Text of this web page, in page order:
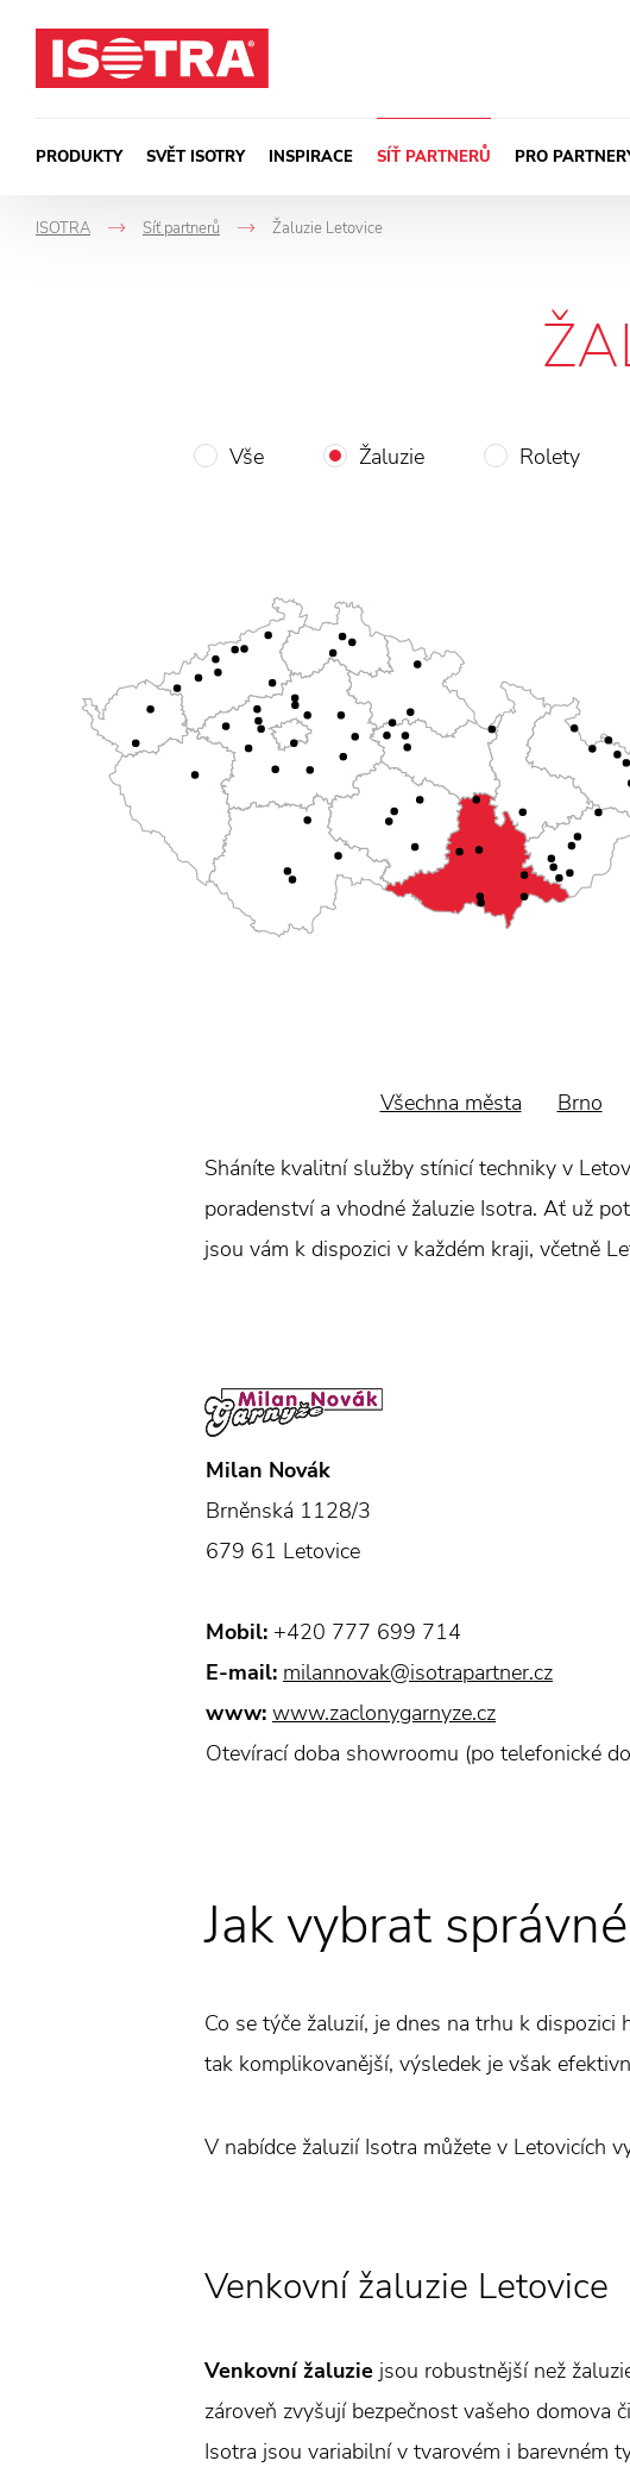
PRODUKTY SVĚT ISOTRY INSPIRACE SÍŤ PARTNERŮ PRO
ISOTRA
->
Síť partnerů Žaluzie Letovice
Vše Žaluzie Rolety
Všechna města Brno
Sháníte kvalitní služby stínicí techniky v
poradenství a vhodné žaluzie Isotra. Ať už
jsou vám k dispozici v každém kraji, včetně
Milan Novák
Brněnská 1128/3
679 61 Letovice
Mobil: +420 777 699 714
E-mail: milannovak@isotrapartner.cz
www: www.zaclonygarnyze.cz
Otevírací doba showroomu (po telefonické
Jak vybrat
Co se týče žaluzií, je dnes na trhu k
tak komplikovanější, výsledek je však
V nabídce žaluzií Isotra můžete v Letovicích
Venkovní žaluzie Letovice
Venkovní žaluzie jsou robustnější než
zároveň zvyšují bezpečnost vašeho domova
Isotra jsou variabilní v tvarovém i barevném